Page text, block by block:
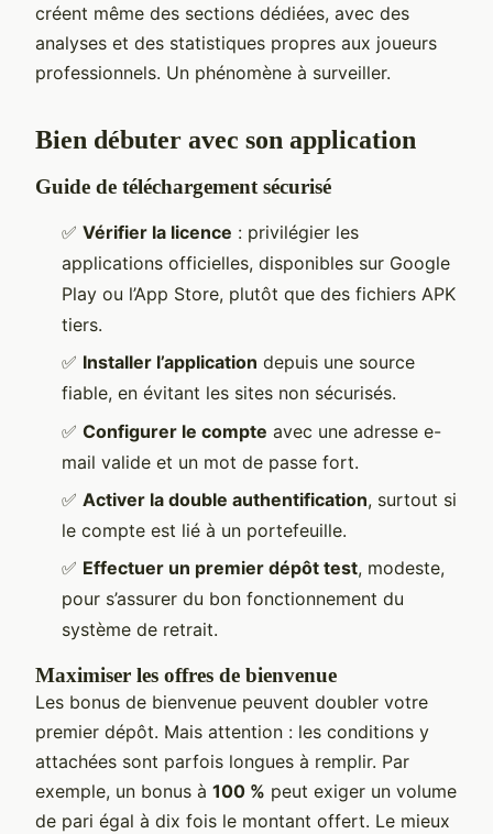
créent même des sections dédiées, avec des
analyses et des statistiques propres aux joueurs
professionnels. Un phénomène à surveiller.
Bien débuter avec son application
Guide de téléchargement sécurisé
✅ Vérifier la licence : privilégier les
applications officielles, disponibles sur Google
Play ou l’App Store, plutôt que des fichiers APK
tiers.
✅ Installer l’application depuis une source
fiable, en évitant les sites non sécurisés.
✅ Configurer le compte avec une adresse e-
mail valide et un mot de passe fort.
✅ Activer la double authentification, surtout si
le compte est lié à un portefeuille.
✅ Effectuer un premier dépôt test, modeste,
pour s’assurer du bon fonctionnement du
système de retrait.
Maximiser les offres de bienvenue
Les bonus de bienvenue peuvent doubler votre
premier dépôt. Mais attention : les conditions y
attachées sont parfois longues à remplir. Par
exemple, un bonus à 100 % peut exiger un volume
de pari égal à dix fois le montant offert. Le mieux